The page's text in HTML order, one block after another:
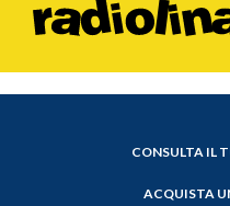
CONSULTA IL
ACQUISTA